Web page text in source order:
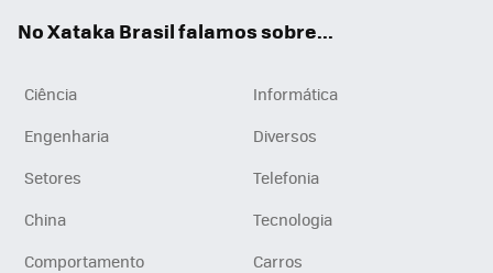
No Xataka Brasil falamos sobre...
Ciência
Informática
Engenharia
Diversos
Setores
Telefonia
China
Tecnologia
Comportamento
Carros